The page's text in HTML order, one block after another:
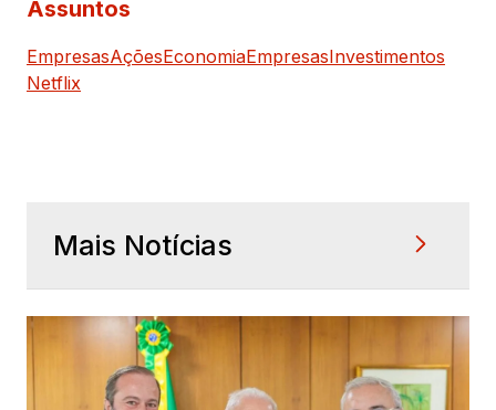
Assuntos
EmpresasAçõesEconomiaEmpresasInvestimentos
Netflix
Mais Notícias